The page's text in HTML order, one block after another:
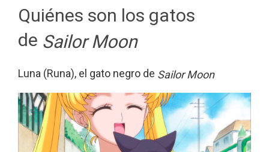
Quiénes son los gatos
de Sailor Moon
Luna (Runa), el gato negro de Sailor Moon